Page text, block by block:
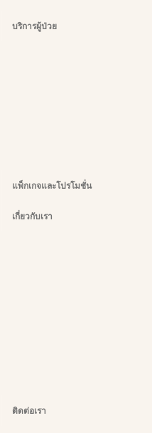
บริการผู้ป่วย
แพ็กเกจและโปรโมชั่น
เกี่ยวกับเรา
ติดต่อเรา